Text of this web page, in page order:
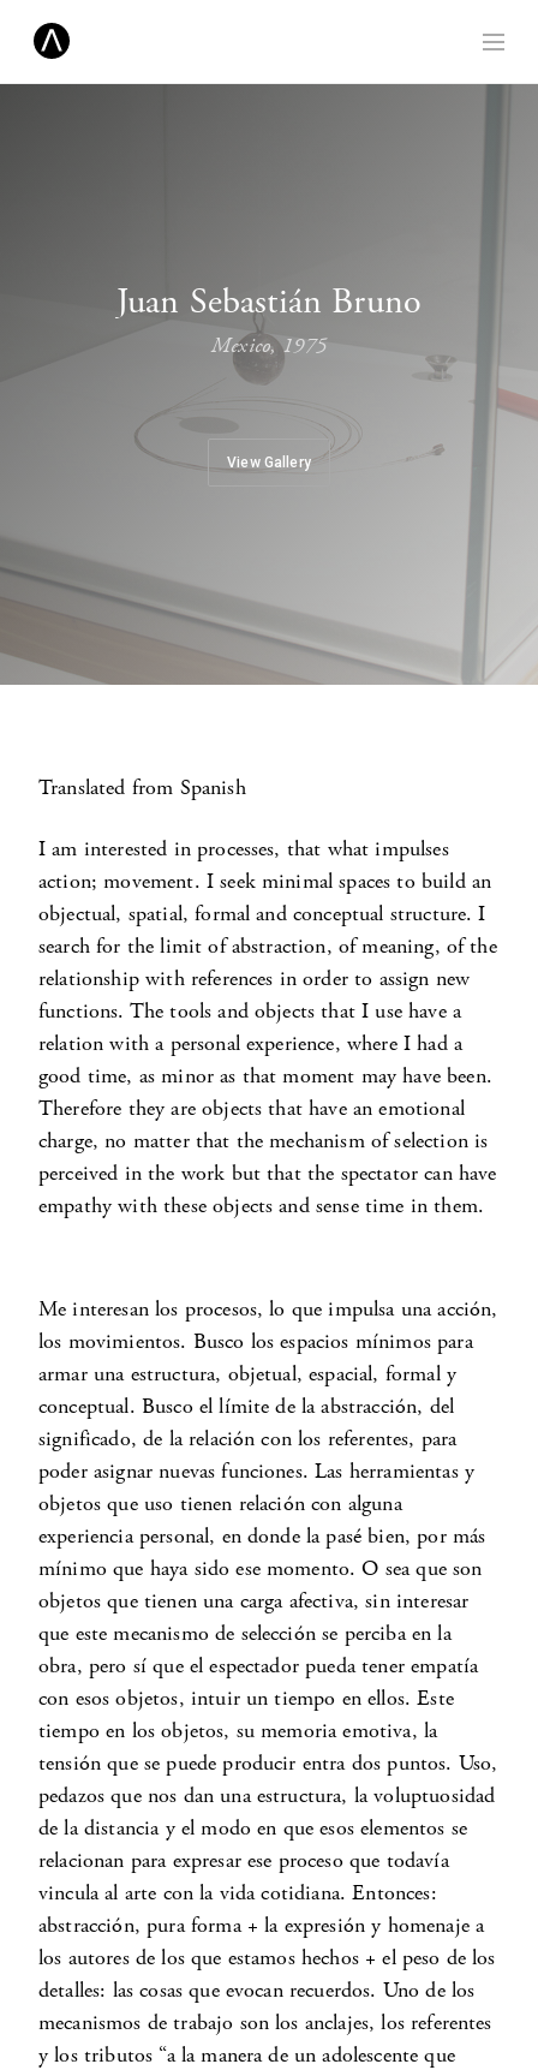
Juan Sebastián Bruno
Mexico, 1975
View Gallery
Translated from Spanish
I am interested in processes, that what impulses
action; movement. I seek minimal spaces to build an
objectual, spatial, formal and conceptual structure. I
search for the limit of abstraction, of meaning, of the
relationship with references in order to assign new
functions. The tools and objects that I use have a
relation with a personal experience, where I had a
good time, as minor as that moment may have been.
Therefore they are objects that have an emotional
charge, no matter that the mechanism of selection is
perceived in the work but that the spectator can have
empathy with these objects and sense time in them.
Me interesan los procesos, lo que impulsa una acción,
los movimientos. Busco los espacios mínimos para
armar una estructura, objetual, espacial, formal y
conceptual. Busco el límite de la abstracción, del
significado, de la relación con los referentes, para
poder asignar nuevas funciones. Las herramientas y
objetos que uso tienen relación con alguna
experiencia personal, en donde la pasé bien, por más
mínimo que haya sido ese momento. O sea que son
objetos que tienen una carga afectiva, sin interesar
que este mecanismo de selección se perciba en la
obra, pero sí que el espectador pueda tener empatía
con esos objetos, intuir un tiempo en ellos. Este
tiempo en los objetos, su memoria emotiva, la
tensión que se puede producir entra dos puntos. Uso,
pedazos que nos dan una estructura, la voluptuosidad
de la distancia y el modo en que esos elementos se
relacionan para expresar ese proceso que todavía
vincula al arte con la vida cotidiana. Entonces:
abstracción, pura forma + la expresión y homenaje a
los autores de los que estamos hechos + el peso de los
detalles: las cosas que evocan recuerdos. Uno de los
mecanismos de trabajo son los anclajes, los referentes
y los tributos “a la manera de un adolescente que